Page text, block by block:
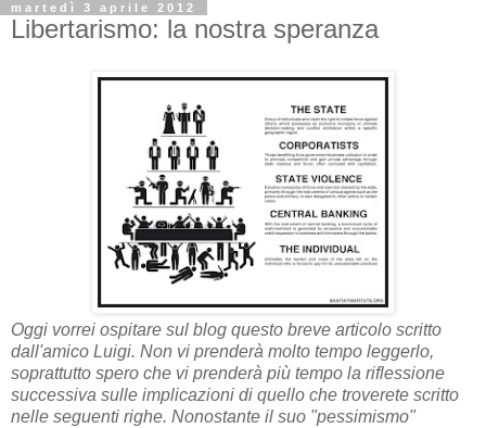
martedì 3 aprile 2012
Libertarismo: la nostra speranza
Oggi vorrei ospitare sul blog questo breve articolo scritto
dall'amico Luigi. Non vi prenderà molto tempo leggerlo,
soprattutto spero che vi prenderà più tempo la riflessione
successiva sulle implicazioni di quello che troverete scritto
nelle seguenti righe. Nonostante il suo "pessimismo"